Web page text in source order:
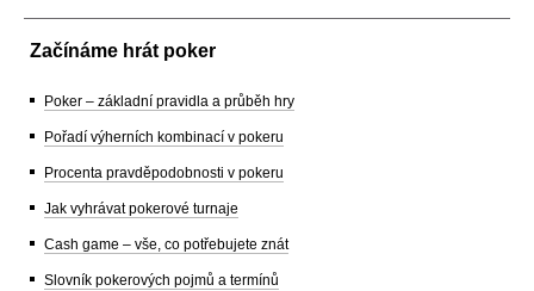
Začínáme hrát poker
Poker – základní pravidla a průběh hry
Pořadí výherních kombinací v pokeru
Procenta pravděpodobnosti v pokeru
Jak vyhrávat pokerové turnaje
Cash game – vše, co potřebujete znát
Slovník pokerových pojmů a termínů